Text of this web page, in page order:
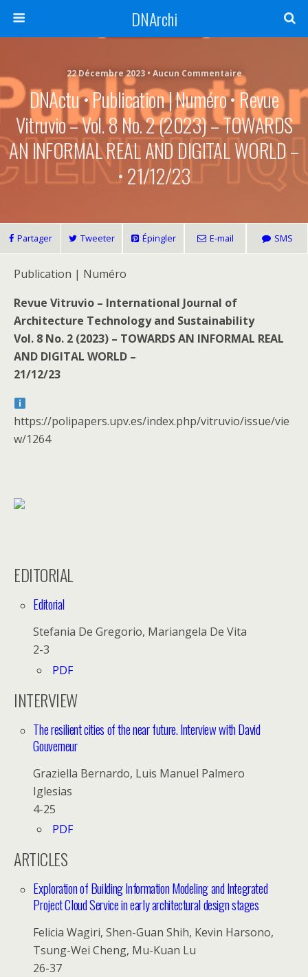
DNArchi
22 Décembre 2023 • Aucun Commentaire
DNActu • Publication | Numéro • Revue
Vitruvio – Vol. 8 No. 2 (2023) – TOWARDS
AN INFORMAL REAL AND DIGITAL WORLD –
• 21/12/23
Partager Tweeter Épingler E-mail SMS
Publication | Numéro
Revue Vitruvio – International Journal of
Architecture Technology and Sustainability
Vol. 8 No. 2 (2023) – TOWARDS AN INFORMAL REAL
AND DIGITAL WORLD –
21/12/23
https://polipapers.upv.es/index.php/vitruvio/issue/vie
w/1264
EDITORIAL
Editorial
Stefania De Gregorio, Mariangela De Vita
2-3
PDF
INTERVIEW
The resilient cities of the near future. Interview with David
Gouverneur
Graziella Bernardo, Luis Manuel Palmero
Iglesias
4-25
PDF
ARTICLES
Exploration of Building Information Modeling and Integrated
Project Cloud Service in early architectural design stages
Felicia Wagiri, Shen-Guan Shih, Kevin Harsono,
Tsung-Wei Cheng, Mu-Kuan Lu
26-37